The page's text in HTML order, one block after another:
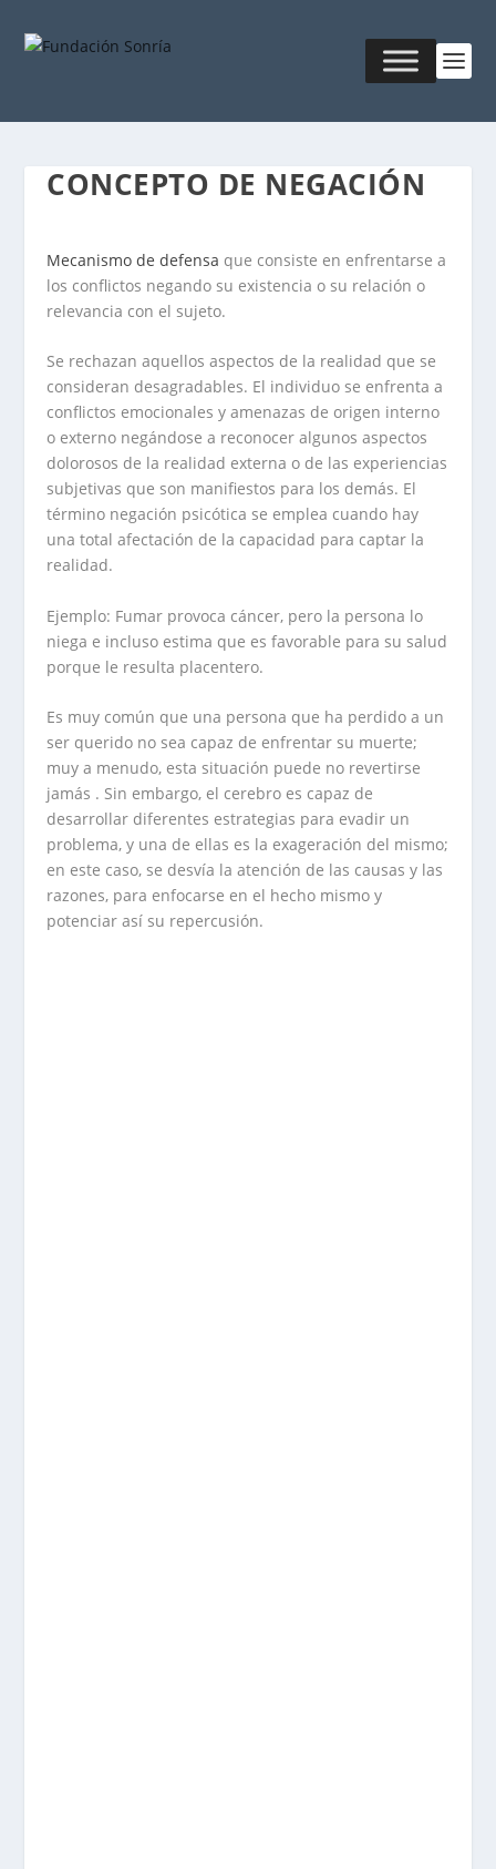
CONCEPTO DE NEGACIÓN
Mecanismo de defensa que consiste en enfrentarse a
los conflictos negando su existencia o su relación o
relevancia con el sujeto.
Se rechazan aquellos aspectos de la realidad que se
consideran desagradables. El individuo se enfrenta a
conflictos emocionales y amenazas de origen interno
o externo negándose a reconocer algunos aspectos
dolorosos de la realidad externa o de las experiencias
subjetivas que son manifiestos para los demás. El
término negación psicótica se emplea cuando hay
una total afectación de la capacidad para captar la
realidad.
Ejemplo: Fumar provoca cáncer, pero la persona lo
niega e incluso estima que es favorable para su salud
porque le resulta placentero.
Es muy común que una persona que ha perdido a un
ser querido no sea capaz de enfrentar su muerte;
muy a menudo, esta situación puede no revertirse
jamás . Sin embargo, el cerebro es capaz de
desarrollar diferentes estrategias para evadir un
problema, y una de ellas es la exageración del mismo;
en este caso, se desvía la atención de las causas y las
razones, para enfocarse en el hecho mismo y
potenciar así su repercusión.